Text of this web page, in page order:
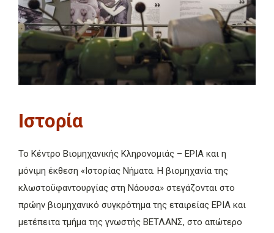
Ιστορία
To Κέντρο Βιομηχανικής Κληρονομιάς – ΕΡΙΑ και η
μόνιμη έκθεση «Ιστορίας Νήματα. Η βιομηχανία της
κλωστοϋφαντουργίας στη Νάουσα» στεγάζονται στο
πρώην βιομηχανικό συγκρότημα της εταιρείας ΕΡΙΑ και
μετέπειτα τμήμα της γνωστής ΒΕΤΛΑΝΣ, στο απώτερο